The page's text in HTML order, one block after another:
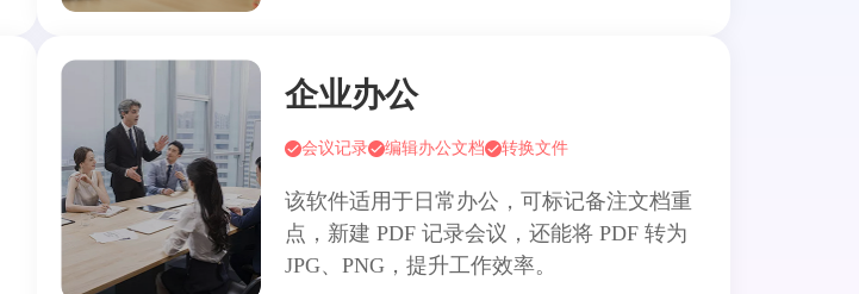
企业办公
会议记录 编辑办公文档 转换文件
该软件适用于日常办公，可标记备注文档重
点，新建 PDF 记录会议，还能将 PDF 转为
JPG、PNG，提升工作效率。